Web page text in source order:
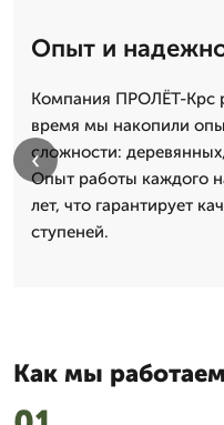
Опыт и
Компания ПРОЛЁТ-Крс
время мы накопили
сложности:
Опыт работы каждого
лет, что гарантирует
ступеней.
‹
Как мы работаем